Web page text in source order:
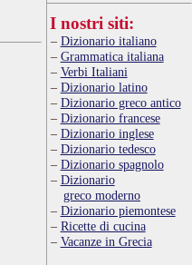
I nostri siti:
Dizionario italiano
Grammatica italiana
Verbi Italiani
Dizionario latino
Dizionario greco antico
Dizionario francese
Dizionario inglese
Dizionario tedesco
Dizionario spagnolo
Dizionario
greco moderno
Dizionario piemontese
Ricette di cucina
Vacanze in Grecia